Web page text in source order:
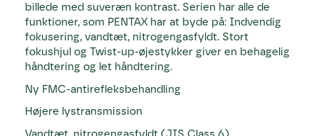
billede med suveræn kontrast. Serien har alle de
funktioner, som PENTAX har at byde på: Indvendig
fokusering, vandtæt, nitrogengasfyldt. Stort
fokushjul og Twist-up-øjestykker giver en behagelig
håndtering og let håndtering.
Ny FMC-antirefleksbehandling
Højere lystransmission